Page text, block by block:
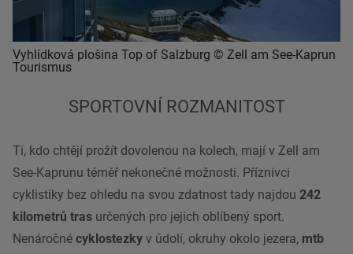
Vyhlídková plošina Top of Salzburg © Zell am See-Kaprun
Tourismus
SPORTOVNÍ ROZMANITOST
Ti, kdo chtějí prožít dovolenou na kolech, mají v Zell am
See-Kaprunu téměř nekonečné možnosti. Příznivci
cyklistiky bez ohledu na svou zdatnost tady najdou 242
kilometrů tras určených pro jejich oblíbený sport.
Nenáročné cyklostezky v údolí, okruhy okolo jezera, mtb